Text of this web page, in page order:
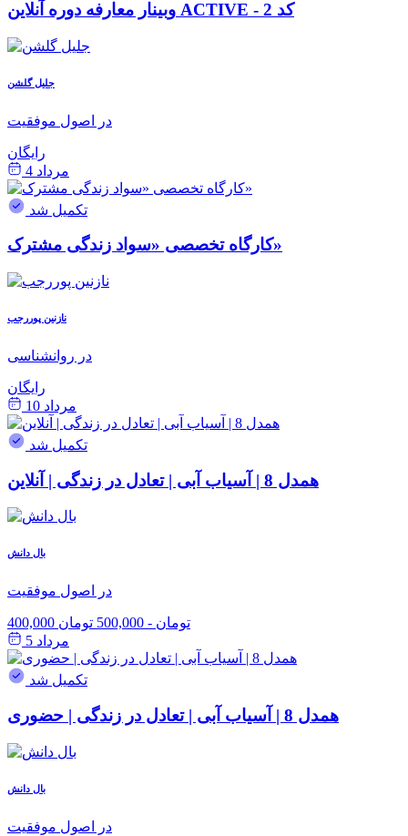
وبینار معارفه دوره آنلاین ACTIVE - کد 2
جلیل گلشن
در اصول موفقیت
رایگان
مرداد 4
تکمیل شد
کارگاه تخصصی «سواد زندگی مشترک»
نازنین پوررجب
در روانشناسی
رایگان
مرداد 10
تکمیل شد
همدل 8 | آسیاب آبی | تعادل در زندگی | آنلاین
بال دانش
در اصول موفقیت
400,000 تومان - 500,000 تومان
مرداد 5
تکمیل شد
همدل 8 | آسیاب آبی | تعادل در زندگی | حضوری
بال دانش
در اصول موفقیت